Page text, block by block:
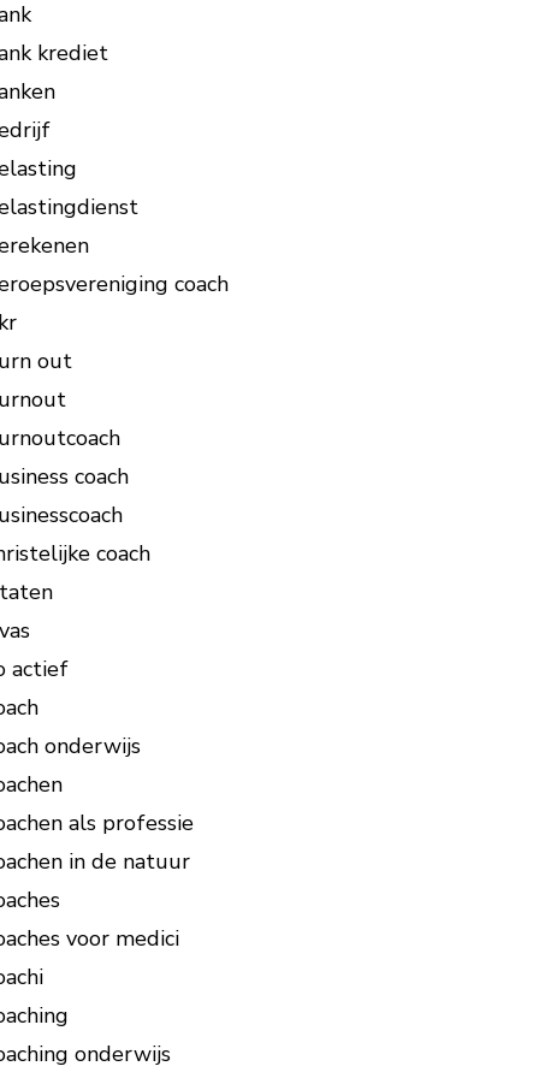
krediet
coach
out
coach
coach
actief
onderwijs
als professie
in de natuur
voor medici
onderwijs